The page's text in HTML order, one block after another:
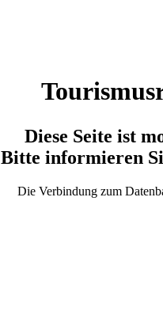
Diese Seite ist
Bitte informieren
Die Verbindung zum